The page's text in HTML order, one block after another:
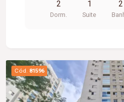
aprox.159,25 (entrada e
2
Dorm.
1
Suite
2
Cód. 81596